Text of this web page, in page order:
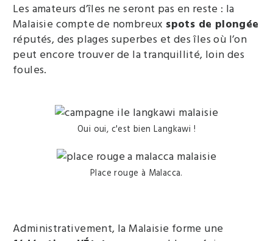
Les amateurs d’îles ne seront pas en reste : la
Malaisie compte de nombreux spots de plongée
réputés, des plages superbes et des îles où l’on
peut encore trouver de la tranquillité, loin des
foules.
Oui oui, c'est bien Langkawi !
Place rouge à Malacca.
Administrativement, la Malaisie forme une